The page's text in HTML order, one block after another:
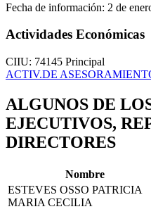
Fecha de información: 2 de
Actividades Económicas
CIIU: 74145 Principal
ACTIV.DE
ALGUNOS DE
EJECUTIVOS,
DIRECTORES
Nombre
ESTEVES OSSO PATRICIA
MARIA CECILIA